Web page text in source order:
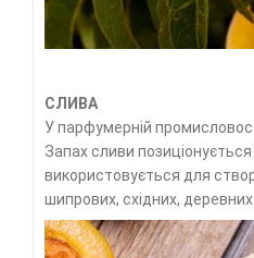
СЛИВА
У парфумерній
Запах сливи
використовується для
шипрових, східних, деревних